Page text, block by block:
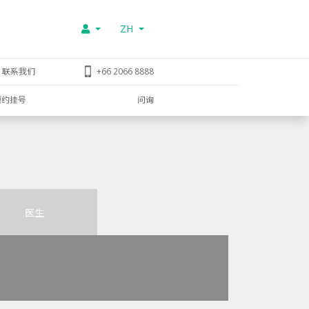
ZH
联系我们 +66 2066 8888
挂号 问询
医生